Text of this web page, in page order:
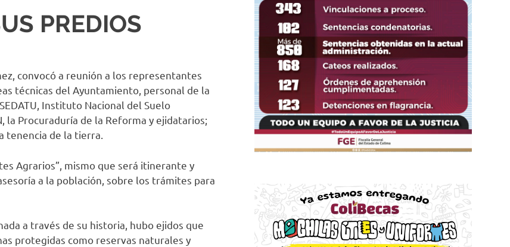
PREDIOS
convocó a reunión a los representantes
técnicas del Ayuntamiento, personal de la
Instituto Nacional del Suelo
la Procuraduría de la Reforma y ejidatarios;
tenencia de la tierra.
Agrarios”, mismo que será itinerante y
a la población, sobre los trámites para
a través de su historia, hubo ejidos que
protegidas como reservas naturales y